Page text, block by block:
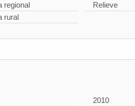
regional
rural
Relieve
2010